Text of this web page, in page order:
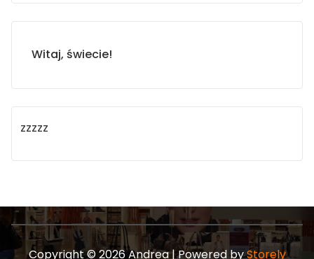
Witaj, świecie!
zzzzz
Copyright © 2026 Andrea | Powered byStorely